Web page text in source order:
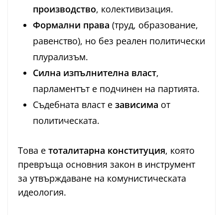
производство, колективизация.
Формални права (труд, образование,
равенство), но без реален политически
плурализъм.
Силна изпълнителна власт,
парламентът е подчинен на партията.
Съдебната власт е зависима от
политическата.
Това е тоталитарна конституция, която
превръща основния закон в инструмент
за утвърждаване на комунистическата
идеология.